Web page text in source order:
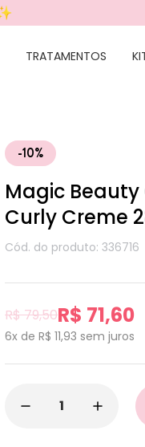
TRATAMENTOS
-10%
Magic
Curly Creme
Cód. do produto: 336716
R$ 79,50R$ 71,60
6x de R$ 11,93 sem juros